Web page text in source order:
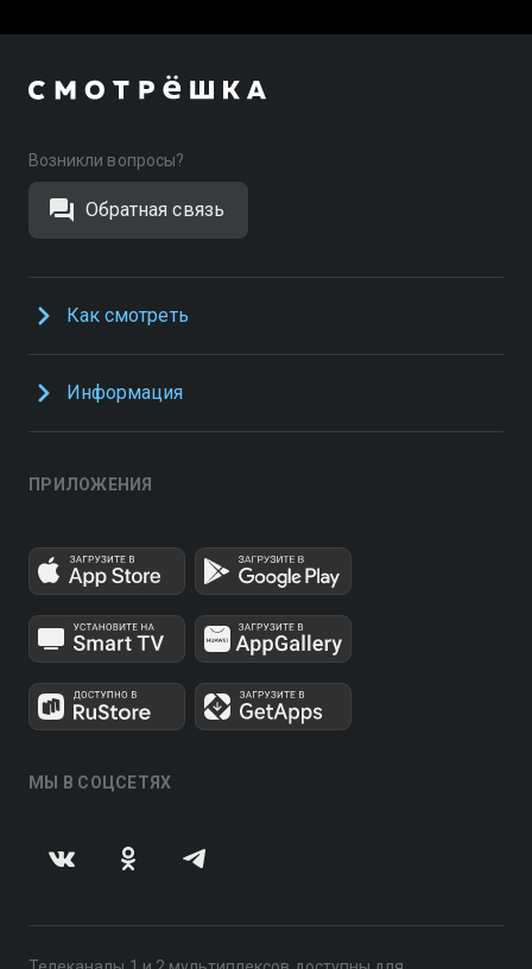
Возникли вопросы?
Обратная связь
Как смотреть
Информация
ПРИЛОЖЕНИЯ
МЫ В СОЦСЕТЯХ